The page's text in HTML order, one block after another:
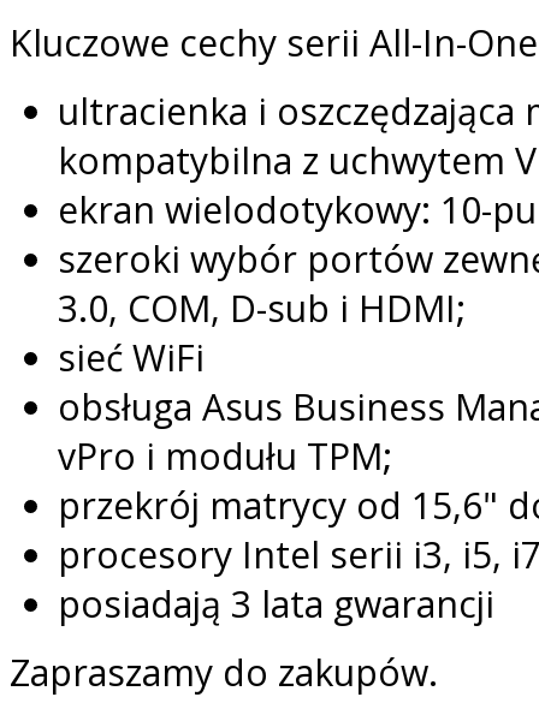
Kluczowe cechy serii All-In-
ultracienka i oszczędzająca
kompatybilna z uchwytem
ekran wielodotykowy: 10-
szeroki wybór portów
3.0, COM, D-sub i HDMI;
sieć WiFi
obsługa Asus Business
vPro i modułu TPM;
przekrój matrycy od 15,6"
procesory Intel serii i3, i5,
posiadają 3 lata gwarancji
Zapraszamy do zakupów.